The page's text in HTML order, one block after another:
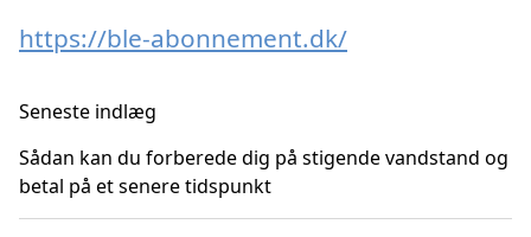
https://ble-abonnement.dk/
Seneste indlæg
Sådan kan du forberede dig på stigende vandstand og
betal på et senere tidspunkt